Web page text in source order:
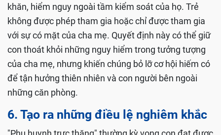
khăn, hiểm nguy ngoài tầm kiểm soát của họ. Trẻ
không được phép tham gia hoặc chỉ được tham gia
với sự có mặt của cha mẹ. Quyết định này có thể giữ
con thoát khỏi những nguy hiểm trong tưởng tượng
của cha mẹ, nhưng khiến chúng bỏ lỡ cơ hội hiếm có
để tận hưởng thiên nhiên và con người bên ngoài
những căn phòng.
6. Tạo ra những điều lệ nghiêm khắc